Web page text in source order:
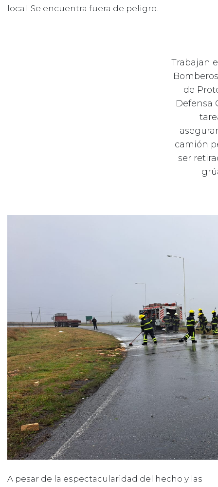
local. Se encuentra fuera de peligro.
Trabajan
de
Defensa
camión
ser
A pesar de la espectacularidad del hecho y las